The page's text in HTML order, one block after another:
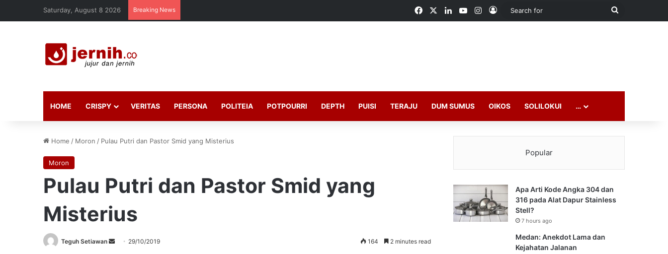
Saturday, August 8 2026 Breaking News FacebookLinkedInYouTubeInstagram
Log In
Search
HOME CRISPY VERITAS PERSONA POLITEIA POTPOURRI DEPTH PUISI TERAJU DUM SUMUS OIKOS SOLILOKUI …
Home / Moron / Pulau Putri dan Pastor Smid yang Misterius
Moron
Pulau Putri dan Pastor Smid yang
Misterius
Teguh Setiawan
Send 29/10/2019 164 2 minutes read
Popular
Apa Arti Kode Angka 304 dan
316 pada Alat Dapur Stainless
Stell?
7 hours ago
Medan: Anekdot Lama dan
Kejahatan Jalanan